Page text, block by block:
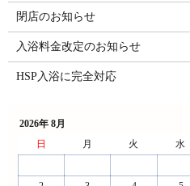
閉店のお知らせ
入浴料金改定のお知らせ
HSP入浴に完全対応
2026年 8月
日
月 火 水